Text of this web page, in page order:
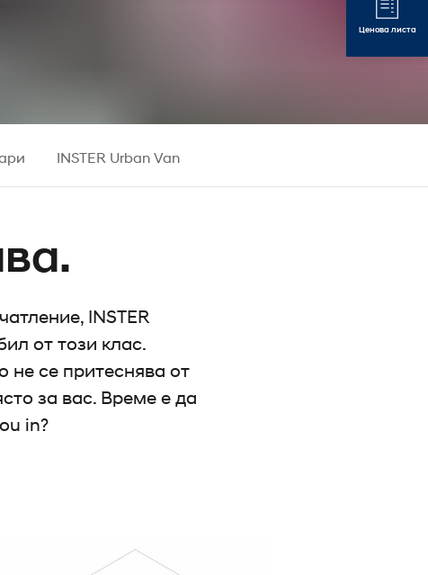
INSTER Urban Van
INSTER
от този клас.
не се притеснява от
за вас. Време е да
in?
Ценова листа